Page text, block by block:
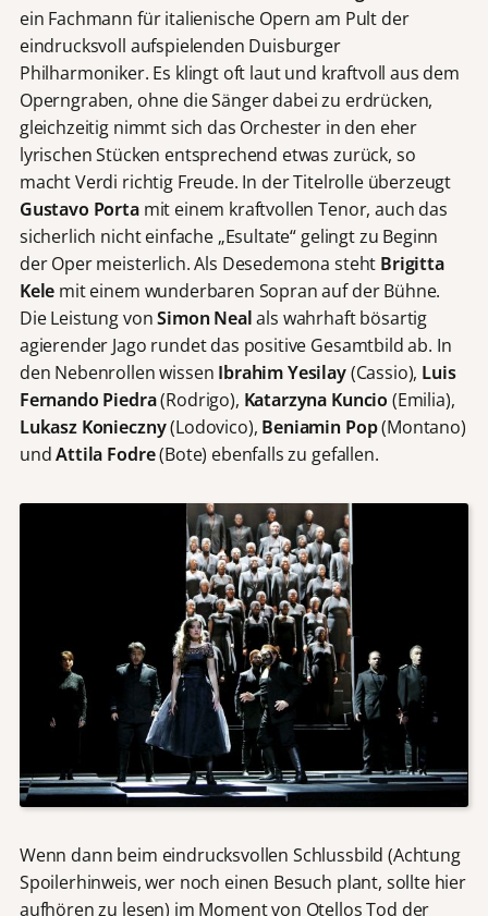
ein Fachmann für italienische Opern am Pult der
eindrucksvoll aufspielenden Duisburger
Philharmoniker. Es klingt oft laut und kraftvoll aus dem
Operngraben, ohne die Sänger dabei zu erdrücken,
gleichzeitig nimmt sich das Orchester in den eher
lyrischen Stücken entsprechend etwas zurück, so
macht Verdi richtig Freude. In der Titelrolle überzeugt
Gustavo Portamit einem kraftvollen Tenor, auch das
sicherlich nicht einfache „Esultate“ gelingt zu Beginn
der Oper meisterlich. Als Desedemona steht Brigitta
Kele mit einem wunderbaren Sopran auf der Bühne.
Die Leistung vonSimon Nealals wahrhaft bösartig
agierender Jago rundet das positive Gesamtbild ab. In
den Nebenrollen wissen Ibrahim Yesilay(Cassio), Luis
Fernando Piedra(Rodrigo), Katarzyna Kuncio (Emilia),
Lukasz Konieczny(Lodovico), Beniamin Pop(Montano)
undAttila Fodre(Bote) ebenfalls zu gefallen.
Wenn dann beim eindrucksvollen Schlussbild (Achtung
Spoilerhinweis, wer noch einen Besuch plant, sollte hier
aufhören zu lesen) im Moment von Otellos Tod der